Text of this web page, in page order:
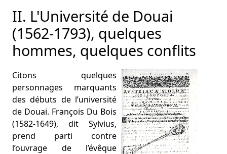
II. L'Université de Douai
(1562-1793), quelques
hommes, quelques conflits
Citons quelques
personnages marquants
des débuts de l’université
de Douai. François Du Bois
(1582-1649), dit Sylvius,
prend parti contre
l’ouvrage de l’évêque